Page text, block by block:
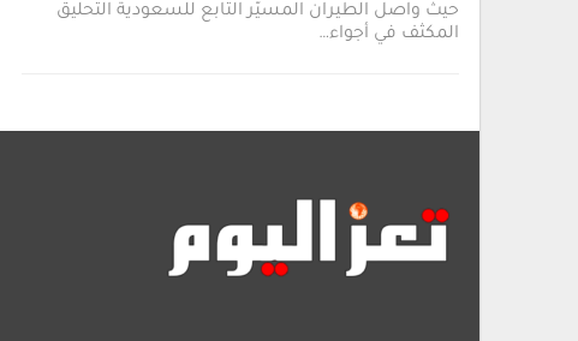
حيث واصل الطيران المسيّر التابع للسعودية التحليق
المكثف في أجواء…